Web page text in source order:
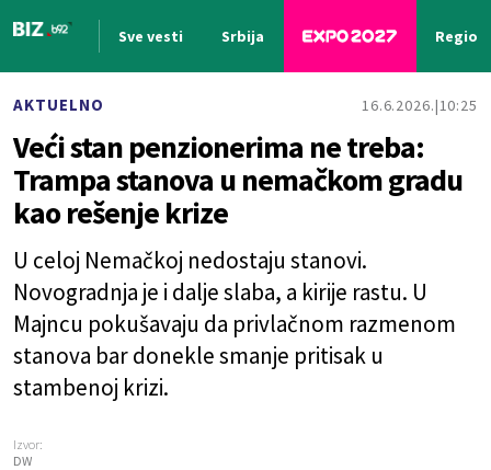
Sve vesti Srbija Region
AKTUELNO 16.6.2026. 10:25
Veći stan penzionerima ne treba:
Trampa stanova u nemačkom gradu
kao rešenje krize
U celoj Nemačkoj nedostaju stanovi.
Novogradnja je i dalje slaba, a kirije rastu. U
Majncu pokušavaju da privlačnom razmenom
stanova bar donekle smanje pritisak u
stambenoj krizi.
Izvor:
DW